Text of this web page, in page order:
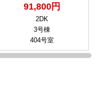
91,800円
2DK
3号棟
404号室